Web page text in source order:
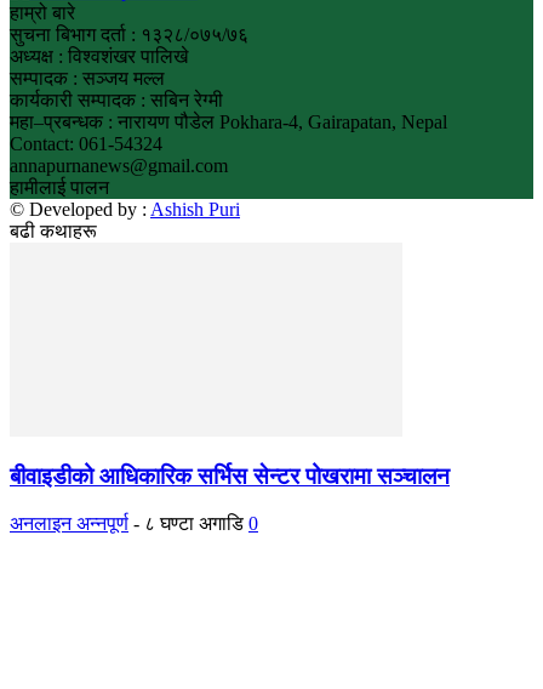
हाम्रो बारे
सुचना बिभाग दर्ता : १३२८/०७५/७६
अध्यक्ष : विश्वशंखर पालिखे
सम्पादक : सञ्जय मल्ल
कार्यकारी सम्पादक : सबिन रेग्मी
महा–प्रबन्धक : नारायण पौडेल Pokhara-4, Gairapatan, Nepal
Contact: 061-54324
annapurnanews@gmail.com
हामीलाई पालन
© Developed by : Ashish Puri
बढी कथाहरू
बीवाइडीको आधिकारिक सर्भिस सेन्टर पोखरामा सञ्चालन
अनलाइन अन्नपूर्ण - ८ घण्टा अगाडि 0